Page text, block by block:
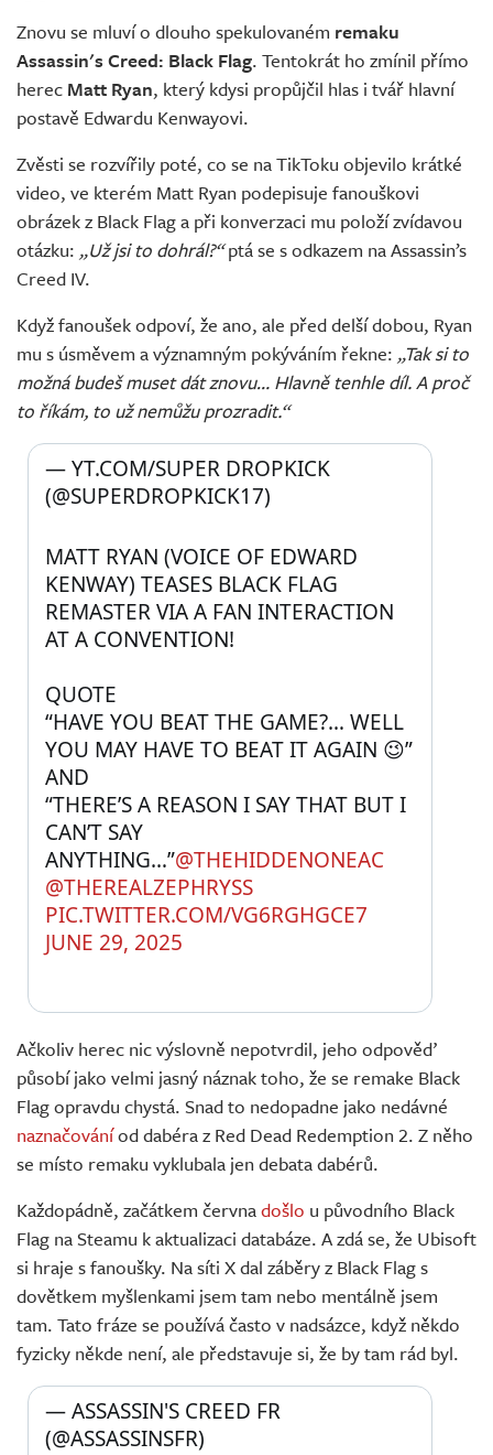
Živě
Znovu se mluví o dlouho spekulovaném remaku
Assassin's Creed: Black Flag. Tentokrát ho zmínil přímo
herec Matt Ryan, který kdysi propůjčil hlas i tvář hlavní
postavě Edwardu Kenwayovi.
Zvěsti se rozvířily poté, co se na TikToku objevilo krátké
video, ve kterém Matt Ryan podepisuje fanouškovi
obrázek z Black Flag a při konverzaci mu položí zvídavou
otázku: „Už jsi to dohrál?“ptá se s odkazem na Assassin’s
Creed IV.
Když fanoušek odpoví, že ano, ale před delší dobou, Ryan
mu s úsměvem a významným pokýváním řekne: „Tak si to
možná budeš muset dát znovu… Hlavně tenhle díl. A proč
to říkám, to už nemůžu prozradit.“
MATT RYAN (VOICE OF EDWARD
KENWAY) TEASES BLACK FLAG
REMASTER VIA A FAN INTERACTION
AT A CONVENTION!
QUOTE
“HAVE YOU BEAT THE GAME?… WELL
YOU MAY HAVE TO BEAT IT AGAIN 😉”
AND
“THERE’S A REASON I SAY THAT BUT I
CAN’T SAY
ANYTHING…”@THEHIDDENONEAC
@THEREALZEPHRYSS
PIC.TWITTER.COM/VG6RGHGCE7
— YT.COM/SUPER DROPKICK
(@SUPERDROPKICK17)
JUNE 29, 2025
Ačkoliv herec nic výslovně nepotvrdil, jeho odpověď
působí jako velmi jasný náznak toho, že se remake Black
Flag opravdu chystá. Snad to nedopadne jako nedávné
naznačováníod dabéra z Red Dead Redemption 2. Z něho
se místo remaku vyklubala jen debata dabérů.
Každopádně, začátkem červnadošlo u původního Black
Flag na Steamu k aktualizaci databáze. A zdá se, že Ubisoft
si hraje s fanoušky. Na síti X dal záběry z Black Flag s
dovětkem myšlenkami jsem tam nebo mentálně jsem
tam. Tato fráze se používá často v nadsázce, když někdo
fyzicky někde není, ale představuje si, že by tam rád byl.
— ASSASSIN'S CREED FR
(@ASSASSINSFR)